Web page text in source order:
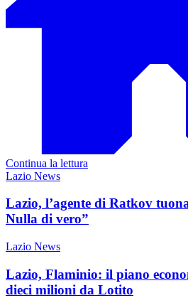
Continua la lettura
Lazio News
Lazio, l’agente di Ratkov
Nulla di vero”
Lazio News
Lazio, Flaminio: il piano
dieci milioni da Lotito